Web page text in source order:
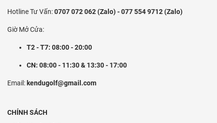
Hotline Tư Vấn:0707 072 062 (Zalo) - 077 554 9712 (Zalo)
Giờ Mở Cửa:
T2 - T7: 08:00 - 20:00
CN: 08:00 - 11:30 & 13:30 - 17:00
Email: kendugolf@gmail.com
CHÍNH SÁCH